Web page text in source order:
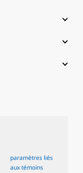
paramètres liés
aux témoins